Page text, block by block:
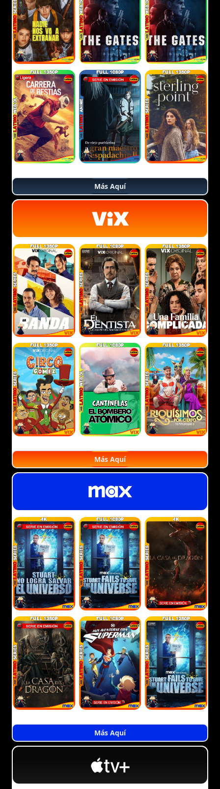
Más Aquí
Más Aquí
Más Aquí